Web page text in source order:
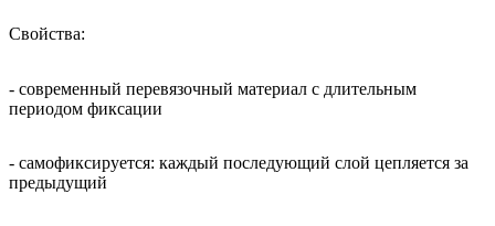
Свойства:
- современный перевязочный материал с длительным
периодом фиксации
- самофиксируется: каждый последующий слой цепляется за
предыдущий